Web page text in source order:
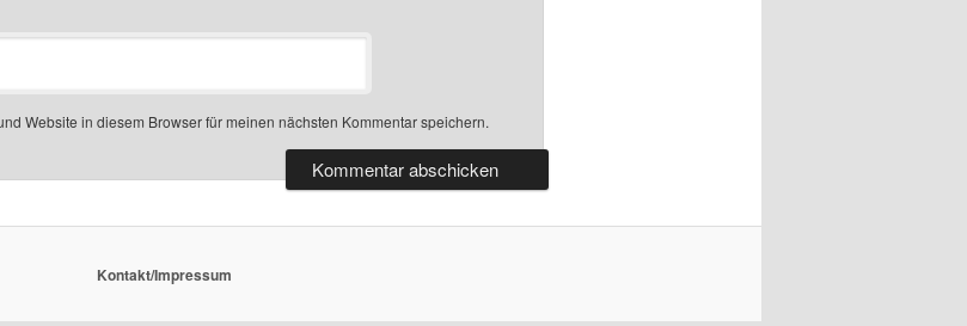
Website in diesem Browser für meinen nächsten Kommentar speichern.
Kontakt/Impressum